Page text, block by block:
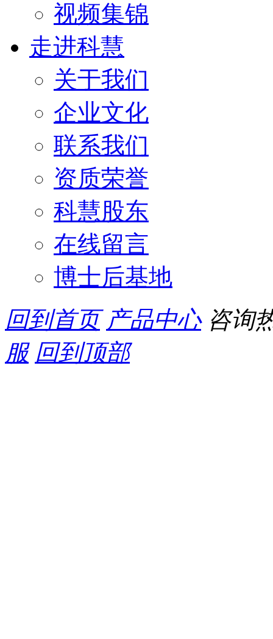
视频集锦
走进科慧
关于我们
企业文化
联系我们
资质荣誉
科慧股东
在线留言
博士后基地
回到首页 产品中心 咨询
服 回到顶部